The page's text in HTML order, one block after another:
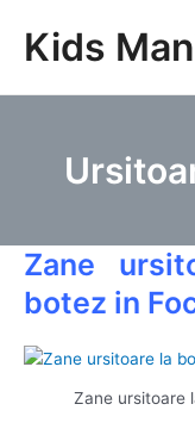
contentKids
Zane
botez in
Zane ursitoare